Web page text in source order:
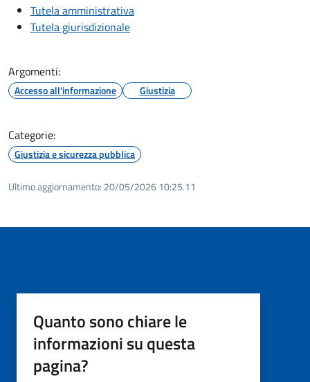
Tutela amministrativa
Tutela giurisdizionale
Argomenti:
Accesso all'informazione Giustizia
Categorie:
Giustizia e sicurezza pubblica
Ultimo aggiornamento: 20/05/2026 10:25.11
Quanto sono chiare le
informazioni su questa
pagina?